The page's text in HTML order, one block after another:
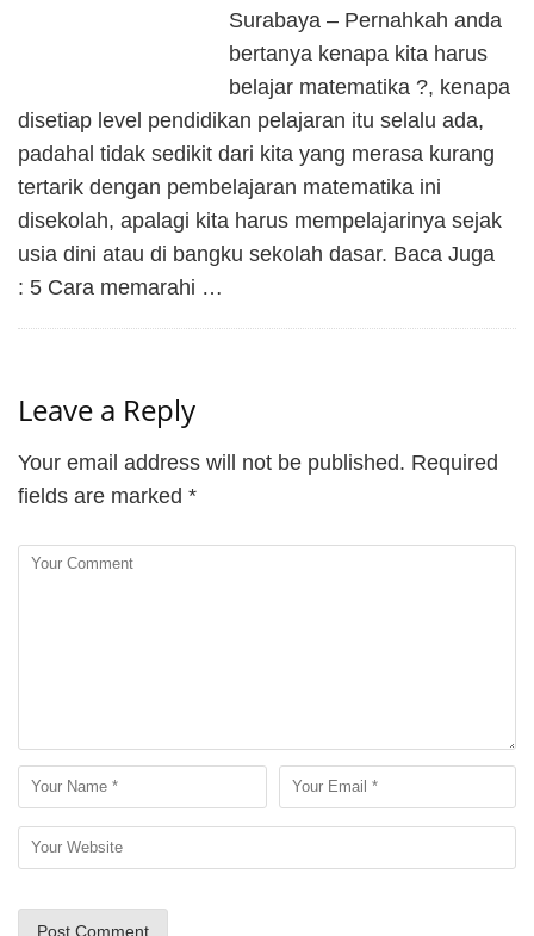
Surabaya – Pernahkah anda
bertanya kenapa kita harus
belajar matematika ?, kenapa
disetiap level pendidikan pelajaran itu selalu ada,
padahal tidak sedikit dari kita yang merasa kurang
tertarik dengan pembelajaran matematika ini
disekolah, apalagi kita harus mempelajarinya sejak
usia dini atau di bangku sekolah dasar. Baca Juga
: 5 Cara memarahi …
Leave a Reply
Your email address will not be published. Required
fields are marked *